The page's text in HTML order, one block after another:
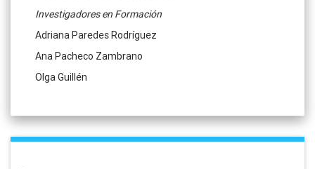
Investigadores en Formación
Adriana Paredes Rodríguez
Ana Pacheco Zambrano
Olga Guillén